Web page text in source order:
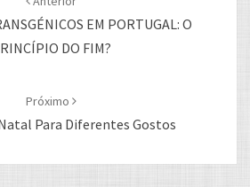
EM PORTUGAL: O
DO FIM?
Próximo
Para Diferentes Gostos